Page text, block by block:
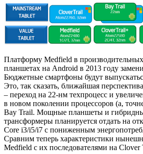
Платформу Medfield в
планшетах на Android в 2013 году
Бюджетные смартфоны будут
Это, так сказать, ближайшая
– переход на 22-нм техпроцесс и
в новом поколении процессоров (а,
Bay Trail. Мощные планшеты и
трансформеры планируется отдать на
Core i3/i5/i7 с пониженным
Сравним теперь характеристики
Medfield с их последователями на Clover